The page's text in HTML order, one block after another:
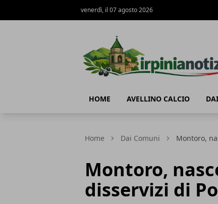
venerdì, il 07 agosto 2026
HOME AVELLINO CALCIO
Home Dai Comuni Montoro,
Montoro,
disservizi di